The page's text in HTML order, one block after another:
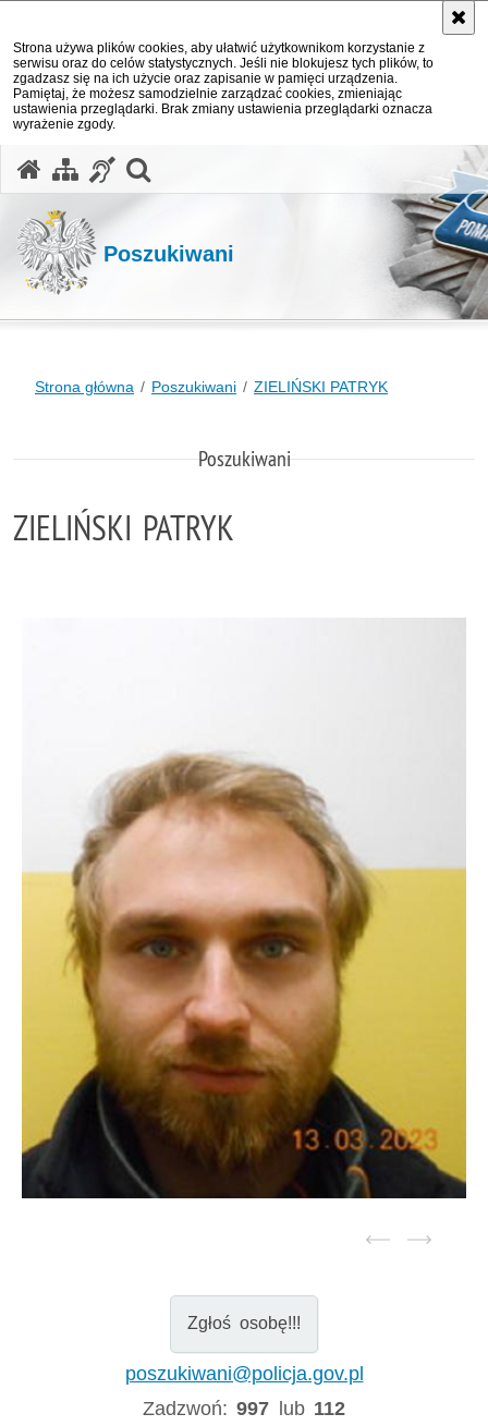
Strona używa plików cookies, aby ułatwić użytkownikom korzystanie z
serwisu oraz do celów statystycznych. Jeśli nie blokujesz tych plików, to
zgadzasz się na ich użycie oraz zapisanie w pamięci urządzenia.
Pamiętaj, że możesz samodzielnie zarządzać cookies, zmieniając
ustawienia przeglądarki. Brak zmiany ustawienia przeglądarki oznacza
wyrażenie zgody.
Poszukiwani
Strona główna Poszukiwani ZIELIŃSKI PATRYK
Poszukiwani
ZIELIŃSKI PATRYK
Zgłoś osobę!!!
poszukiwani@policja.gov.pl
Zadzwoń:997 lub 112